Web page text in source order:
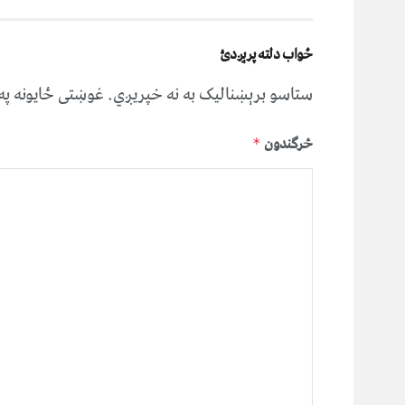
ځواب دلته پرېږدئ
ستاسو برېښناليک به نه خپريږي.غوښتى ځایونه
څرگندون *